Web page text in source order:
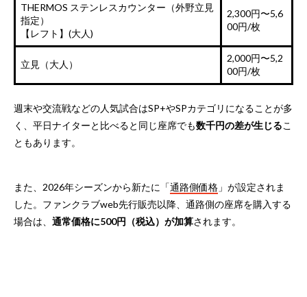
THERMOS ステンレスカウンター（外野立見
指定）
【レフト】(大人)
2,300円〜5,6
00円/枚
立見（大人）
2,000円〜5,2
00円/枚
週末や交流戦などの人気試合はSP+やSPカテゴリになることが多
く、平日ナイターと比べると同じ座席でも数千円の差が生じるこ
ともあります。
また、2026年シーズンから新たに「通路側価格 」が設定されま
した。ファンクラブweb先行販売以降、通路側の座席を購入する
場合は、 通常価格に500円（税込）が加算されます。